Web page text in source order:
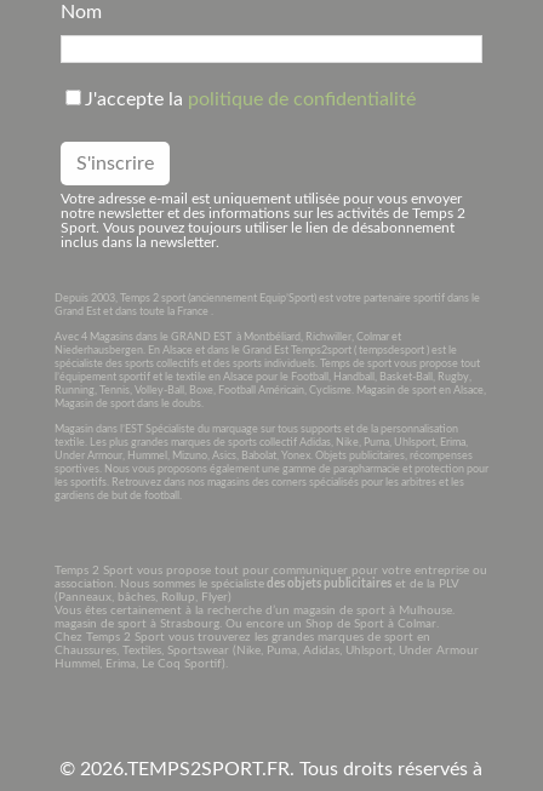
Nom
J'accepte la politique de confidentialité
Votre adresse e-mail est uniquement utilisée pour vous envoyer
notre newsletter et des informations sur les activités de Temps 2
Sport. Vous pouvez toujours utiliser le lien de désabonnement
inclus dans la newsletter.
Depuis 2003, Temps 2 sport (anciennement Equip’Sport) est votre partenaire sportif dans le
Grand Est et dans toute la France .
Avec 4 Magasins dans le GRAND EST à Montbéliard, Richwiller, Colmar et
Niederhausbergen. En Alsace et dans le Grand Est Temps2sport ( tempsdesport ) est le
spécialiste des sports collectifs et des sports individuels. Temps de sport vous propose tout
l’équipement sportif et le textile en Alsace pour le Football, Handball, Basket-Ball, Rugby,
Running, Tennis, Volley-Ball, Boxe, Football Américain, Cyclisme. Magasin de sport en Alsace,
Magasin de sport dans le doubs.
Magasin dans l’EST Spécialiste du marquage sur tous supports et de la personnalisation
textile. Les plus grandes marques de sports collectif Adidas, Nike, Puma, Uhlsport, Erima,
Under Armour, Hummel, Mizuno, Asics, Babolat, Yonex. Objets publicitaires, récompenses
sportives. Nous vous proposons également une gamme de parapharmacie et protection pour
les sportifs. Retrouvez dans nos magasins des corners spécialisés pour les arbitres et les
gardiens de but de football.
Temps 2 Sport vous propose tout pour communiquer pour votre entreprise ou
association. Nous sommes le spécialistedes objets publicitaireset de la PLV
(Panneaux, bâches, Rollup, Flyer)
Vous êtes certainement à la recherche d’un magasin de sport à Mulhouse.
magasin de sport à Strasbourg. Ou encore un Shop de Sport à Colmar.
Chez Temps 2 Sport vous trouverez les grandes marques de sport en
Chaussures, Textiles, Sportswear (Nike, Puma, Adidas, Uhlsport, Under Armour
Hummel, Erima, Le Coq Sportif).
© 2026.TEMPS2SPORT.FR. Tous droits réservés à